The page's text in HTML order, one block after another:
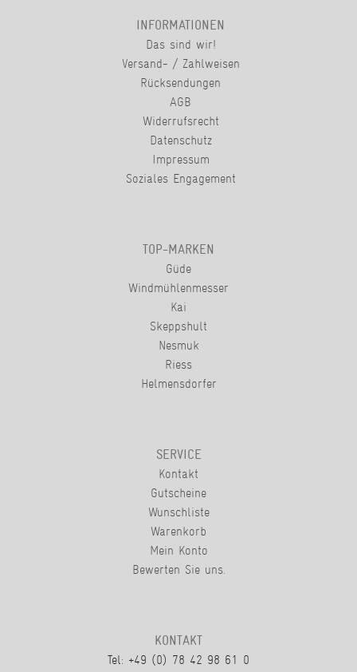
INFORMATIONEN
Das sind wir!
Versand- / Zahlweisen
Rücksendungen
AGB
Widerrufsrecht
Datenschutz
Impressum
Soziales Engagement
TOP-MARKEN
Güde
Windmühlenmesser
Kai
Skeppshult
Nesmuk
Riess
Helmensdorfer
SERVICE
Kontakt
Gutscheine
Wunschliste
Warenkorb
Mein Konto
Bewerten Sie uns.
KONTAKT
Tel: +49 (0) 78 42 98 61 0